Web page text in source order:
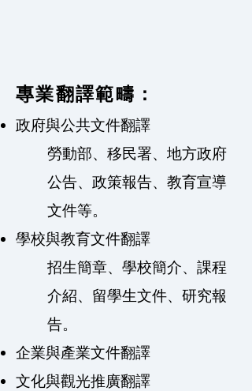
專業翻譯範疇：
政府與公共文件翻譯
勞動部、移民署、地方政府
公告、政策報告、教育宣導
文件等。
學校與教育文件翻譯
招生簡章、學校簡介、課程
介紹、留學生文件、研究報
告。
企業與產業文件翻譯
文化與觀光推廣翻譯